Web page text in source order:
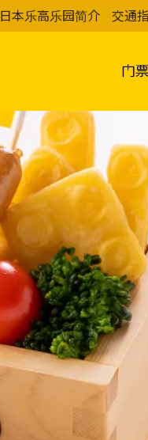
日本乐高乐园简介 交通
门票